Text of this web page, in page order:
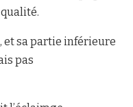
et sa partie inférieure
pas